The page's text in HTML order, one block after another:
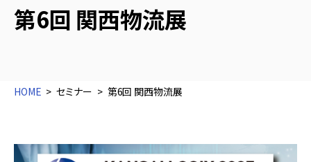
第6回 関西物流展
HOME セミナー 第6回 関西物流展